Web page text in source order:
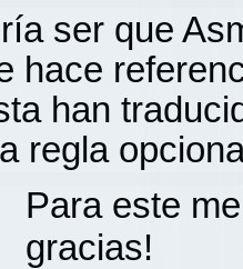
ser que
hace
han
regla
Para este
gracias!